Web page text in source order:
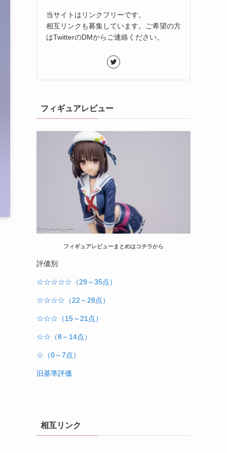
当サイトはリンクフリーです。
相互リンクも募集しています。ご希望の方
はTwitterのDMからご連絡ください。
フィギュアレビュー
フィギュアレビューまとめはコチラから
評価別
☆☆☆☆☆（29～35点）
☆☆☆☆（22～28点）
☆☆☆（15～21点）
☆☆（8～14点）
☆（0～7点）
旧基準評価
相互リンク